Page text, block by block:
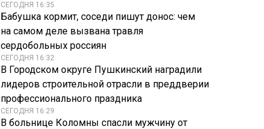
СЕГОДНЯ 16:35
Бабушка кормит, соседи пишут донос: чем
на самом деле вызвана травля
сердобольных россиян
СЕГОДНЯ 16:32
В Городском округе Пушкинский наградили
лидеров строительной отрасли в преддверии
профессионального праздника
СЕГОДНЯ 16:29
В больнице Коломны спасли мужчину от